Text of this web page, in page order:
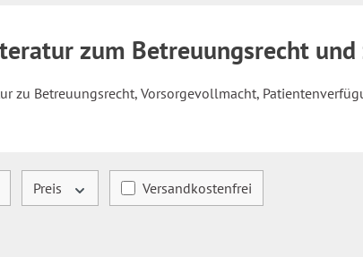
zum Betreuungsrecht und
zu Betreuungsrecht, Vorsorgevollmacht,
Preis Filter hinzufügen: Versandkostenfrei
Versandkostenfrei